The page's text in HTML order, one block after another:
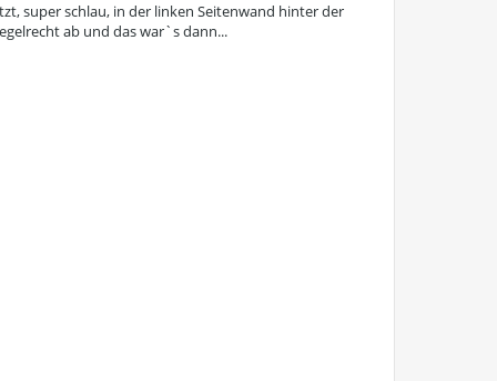
super schlau, in der linken Seitenwand hinter der
ab und das war`s dann...